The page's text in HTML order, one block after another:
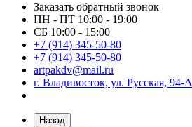
Заказать обратный звонок
ПН - ПТ 10:00 - 19:00
СБ 10:00 - 15:00
+7 (914) 345-50-80
+7 (914) 345-50-80
artpakdv@mail.ru
г. Владивосток, ул. Русская, 94-А
Назад